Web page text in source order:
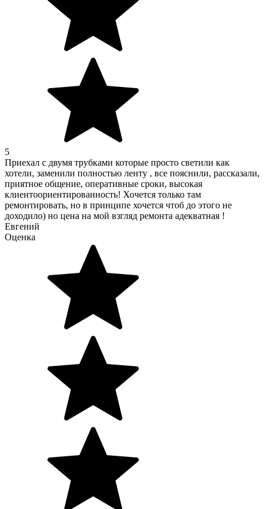
5
Приехал с двумя трубками которые просто светили как
хотели, заменили полностью ленту , все пояснили, рассказали,
приятное общение, оперативные сроки, высокая
клиентоориентированность! Хочется только там
ремонтировать, но в принципе хочется чтоб до этого не
доходило) но цена на мой взгляд ремонта адекватная !
Евгений
Оценка